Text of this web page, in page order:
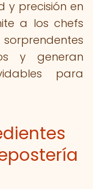
y precisión en
a los chefs
y generan
para